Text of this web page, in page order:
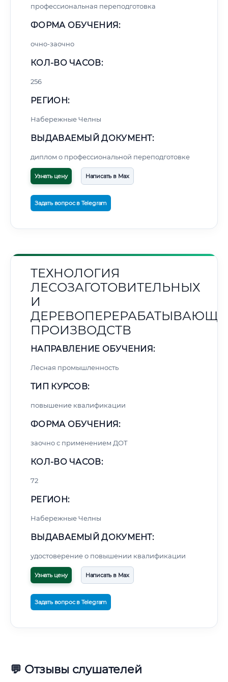
профессиональная переподготовка
ФОРМА ОБУЧЕНИЯ:
очно-заочно
КОЛ-ВО ЧАСОВ:
256
РЕГИОН:
Набережные Челны
ВЫДАВАЕМЫЙ ДОКУМЕНТ:
диплом о профессиональной переподготовке
Узнать цену Написать в Max
Задать вопрос в Telegram
ТЕХНОЛОГИЯ
ЛЕСОЗАГОТОВИТЕЛЬНЫХ
И
ПРОИЗВОДСТВ
НАПРАВЛЕНИЕ ОБУЧЕНИЯ:
Лесная промышленность
ТИП КУРСОВ:
повышение квалификации
ФОРМА ОБУЧЕНИЯ:
заочно с применением ДОТ
КОЛ-ВО ЧАСОВ:
72
РЕГИОН:
Набережные Челны
ВЫДАВАЕМЫЙ ДОКУМЕНТ:
удостоверение о повышении квалификации
Узнать цену Написать в Max
Задать вопрос в Telegram
💬 Отзывы слушателей